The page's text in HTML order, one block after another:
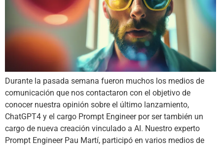
Durante la pasada semana fueron muchos los medios de
comunicación que nos contactaron con el objetivo de
conocer nuestra opinión sobre el último lanzamiento,
ChatGPT4 y el cargo Prompt Engineer por ser también un
cargo de nueva creación vinculado a AI. Nuestro experto
Prompt Engineer Pau Martí, participó en varios medios de